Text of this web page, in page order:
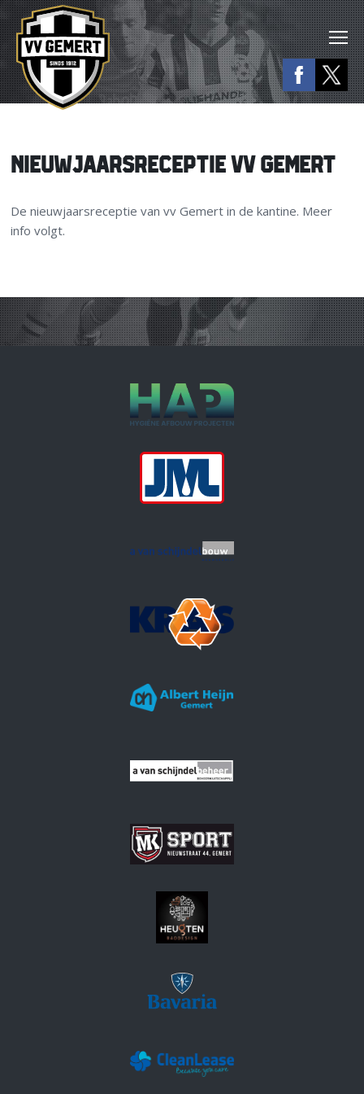
NIEUWJAARSRECEPTIE VV GEMERT
De nieuwjaarsreceptie van vv Gemert in de kantine. Meer
info volgt.